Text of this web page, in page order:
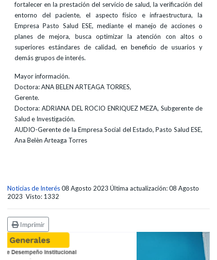
fortalecer en la prestación del servicio de salud, la verificación del
entorno del paciente, el aspecto físico e infraestructura, la
Empresa Pasto Salud ESE, mediante el manejo de acciones o
planes de mejora, busca optimizar la atención con altos o
superiores estándares de calidad, en beneficio de usuarios y
demás grupos de interés.
Mayor información.
Doctora: ANA BELEN ARTEAGA TORRES,
Gerente.
Doctora: ADRIANA DEL ROCIO ENRIQUEZ MEZA, Subgerente de
Salud e Investigación.
AUDIO-Gerente de la Empresa Social del Estado, Pasto Salud ESE,
Ana Belèn Arteaga Torres
Noticias de Interés08 Agosto 2023 Última actualización: 08 Agosto
2023 Visto: 1332
Imprimir